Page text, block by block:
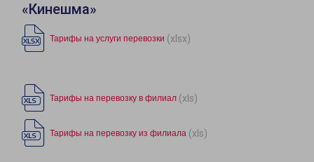
«Кинешма»
Тарифы на услуги перевозки (xlsx)
Тарифы на перевозку в филиал (xls)
Тарифы на перевозку из филиала (xls)